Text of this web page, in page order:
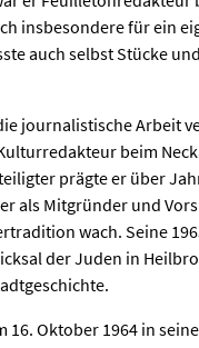
insbesondere für ein
auch selbst Stücke
journalistische Arbeit
beim
prägte er über
als Mitgründer und
wach. Seine
der Juden in
16. Oktober 1964 in